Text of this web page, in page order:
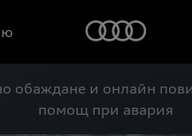
обаждане и онлайн
помощ при авария